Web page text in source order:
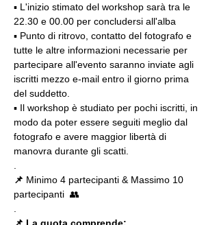
▪️ L'inizio stimato del workshop sarà tra le
22.30 e 00.00 per concludersi all'alba
▪️ Punto di ritrovo, contatto del fotografo e
tutte le altre informazioni necessarie per
partecipare all'evento saranno inviate agli
iscritti mezzo e-mail entro il giorno prima
del suddetto.
▪️ Il workshop è studiato per pochi iscritti, in
modo da poter essere seguiti meglio dal
fotografo e avere maggior libertà di
manovra durante gli scatti.
📌 Minimo 4 partecipanti & Massimo 10
partecipanti  👥